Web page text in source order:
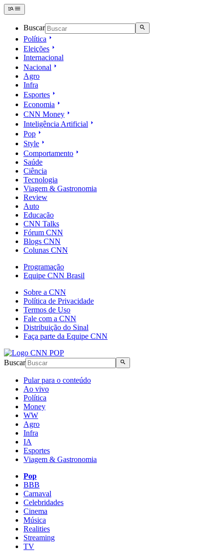
Buscar
Política
Eleições
Internacional
Nacional
Agro
Infra
Esportes
Economia
CNN Money
Inteligência Artificial
Pop
Style
Comportamento
Saúde
Ciência
Tecnologia
Viagem & Gastronomia
Review
Auto
Educação
CNN Talks
Fórum CNN
Blogs CNN
Colunas CNN
Programação
Equipe CNN Brasil
Sobre a CNN
Política de Privacidade
Termos de Uso
Fale com a CNN
Distribuição do Sinal
Faça parte da Equipe CNN
Buscar
Pular para o conteúdo
Ao vivo
Política
Money
WW
Agro
Infra
IA
Esportes
Viagem & Gastronomia
Pop
BBB
Carnaval
Celebridades
Cinema
Música
Realities
Streaming
TV